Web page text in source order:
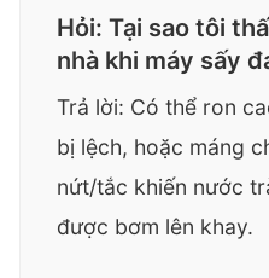
Hỏi: Tại sao tôi
nhà khi máy sấy
Trả lời: Có thể ron
bị lệch, hoặc máng
nứt/tắc khiến nước
được bơm lên khay.